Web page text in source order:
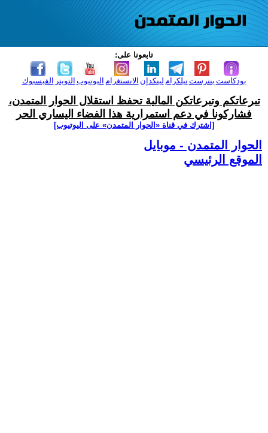
تابعونا على:
الفيسبوك التويتر اليوتيوب الانستغرام لينكدإن تيلكرامبنترست بودكاست
تبرعاتكم وتبرعاتكن المالية تحفظ استقلال الحوار المتمدن،
فشاركونا في دعم استمرارية هذا الفضاء اليساري الحر
[اشترك في قناة ‫«الحوار المتمدن» على اليوتيوب]
الحوار المتمدن - موبايل
الموقع الرئيسي